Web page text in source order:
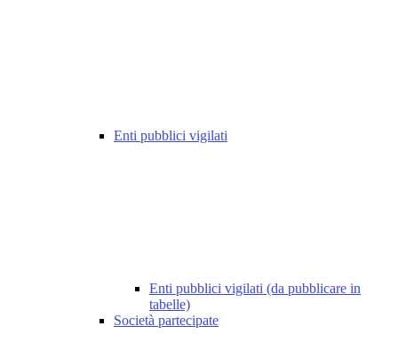
Enti pubblici vigilati
Enti pubblici vigilati (da pubblicare in
tabelle)
Società partecipate